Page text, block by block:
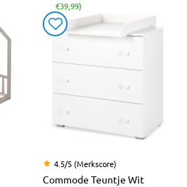
€39,99)
4.5/5 (Merkscore)
Commode Teuntje Wit